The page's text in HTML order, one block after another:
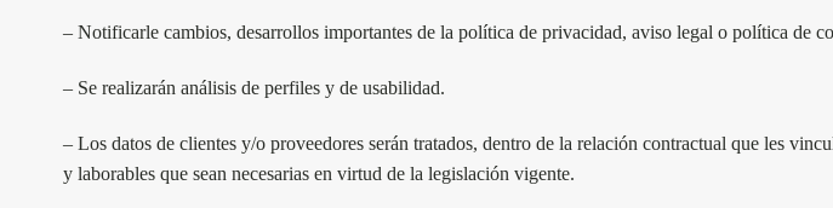
– Notificarle cambios, desarrollos importantes de la política de privacidad, aviso legal o política de
– Se realizarán análisis de perfiles y de usabilidad.
– Los datos de clientes y/o proveedores serán tratados, dentro de la relación contractual que les
y laborables que sean necesarias en virtud de la legislación vigente.